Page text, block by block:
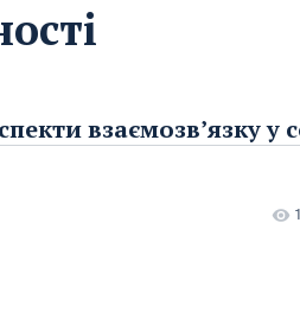
взаємозв’язку у